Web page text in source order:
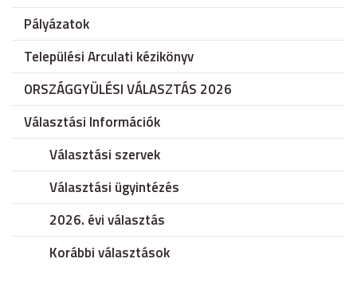
Pályázatok
Települési Arculati kézikönyv
ORSZÁGGYÜLÉSI VÁLASZTÁS 2026
Választási Információk
Választási szervek
Választási ügyintézés
2026. évi választás
Korábbi választások